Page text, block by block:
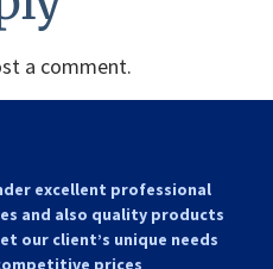
a comment.
excellent professional
and also quality products
our client’s unique needs
prices